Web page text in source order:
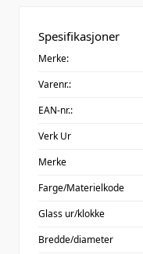
Spesifikasjoner
Merke:
Varenr.:
EAN-nr.:
Verk Ur
Merke
Farge/Materielkode
Glass ur/klokke
Bredde/diameter